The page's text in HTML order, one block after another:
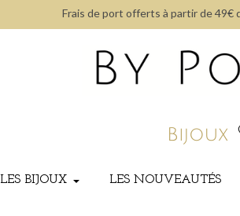
Frais de port offerts à partir de 49€
LES BIJOUX LES NOUVEAUTÉS